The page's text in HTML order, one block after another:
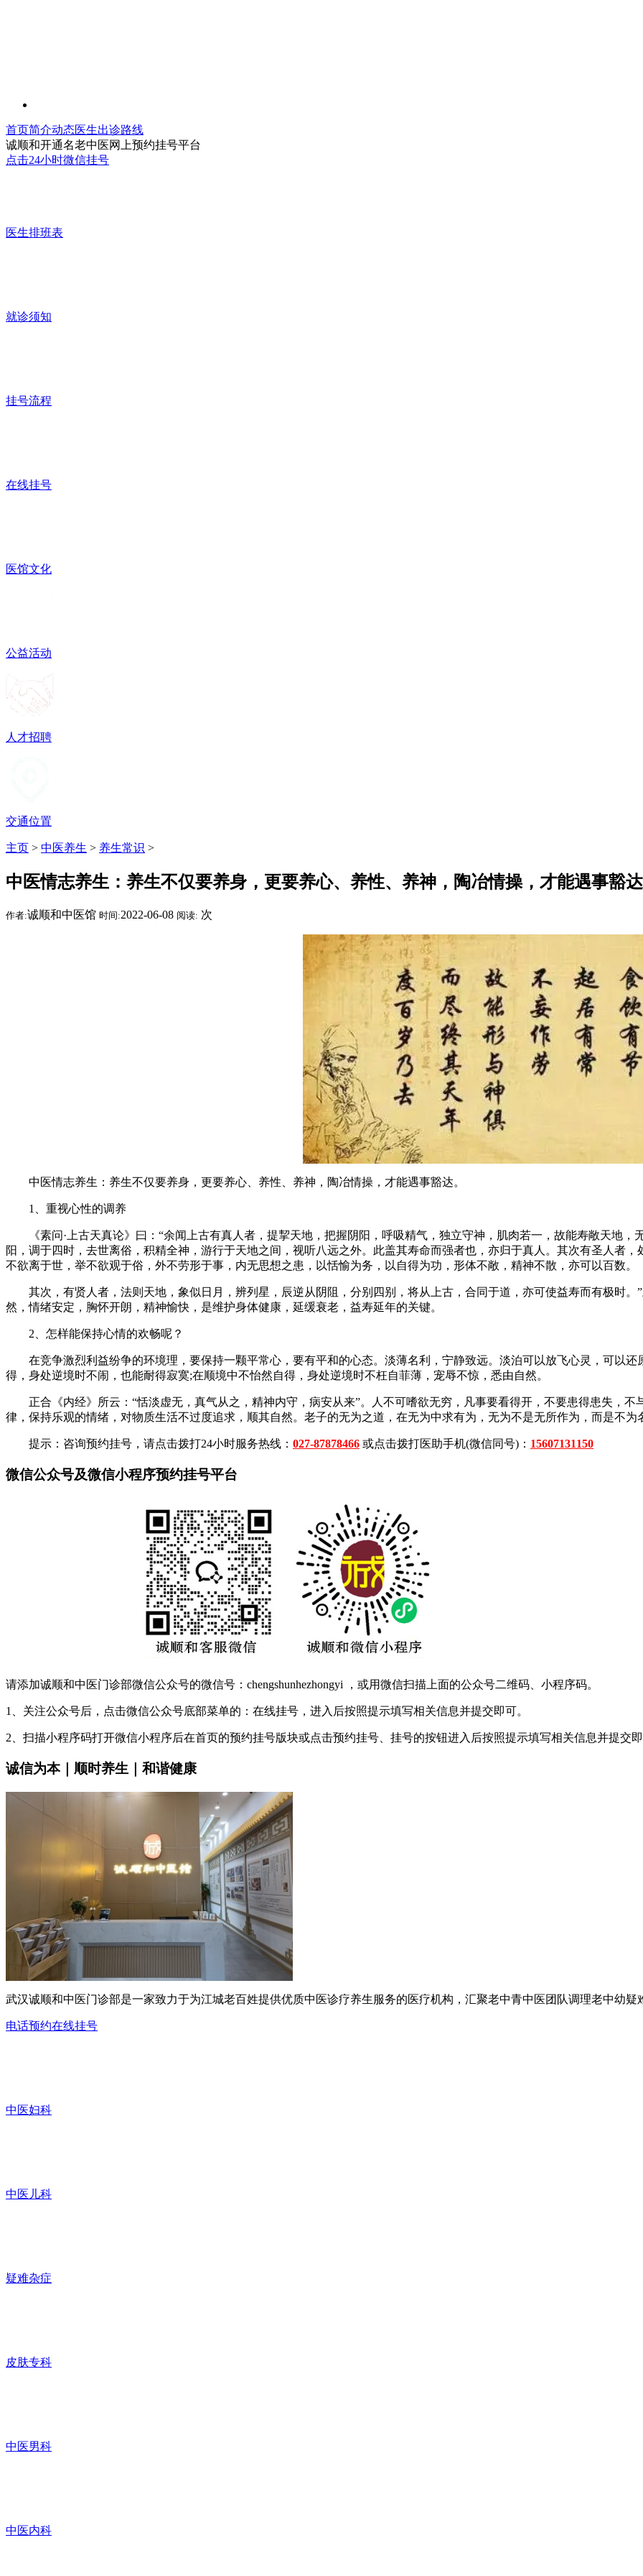
首页简介动态医生出诊路线
诚顺和开通名老中医网上预约挂号平台
点击24小时微信挂号
医生排班表
就诊须知
挂号流程
在线挂号
医馆文化
公益活动
人才招聘
交通位置
主页 > 中医养生 > 养生常识 >
中医情志养生：养生不仅要养身，更要养心、养性、养神，陶冶情操，才能遇事豁达
作者:诚顺和中医馆 时间:2022-06-08 阅读: 次
中医情志养生：养生不仅要养身，更要养心、养性、养神，陶冶情操，才能遇事豁达。
1、重视心性的调养
《素问·上古天真论》曰：“余闻上古有真人者，提挈天地，把握阴阳，呼吸精气，独立守神，肌肉若一，故能寿敞天地，
阳，调于四时，去世离俗，积精全神，游行于天地之间，视听八远之外。此盖其寿命而强者也，亦归于真人。其次有圣人者
不欲离于世，举不欲观于俗，外不劳形于事，内无思想之患，以恬愉为务，以自得为功，形体不敞，精神不散，亦可以百数。
其次，有贤人者，法则天地，象似日月，辨列星，辰逆从阴阻，分别四别，将从上古，合同于道，亦可使益寿而有极时。
然，情绪安定，胸怀开朗，精神愉快，是维护身体健康，延缓衰老，益寿延年的关键。
2、怎样能保持心情的欢畅呢？
在竞争激烈利益纷争的环境理，要保持一颗平常心，要有平和的心态。淡薄名利，宁静致远。淡泊可以放飞心灵，可以还
得，身处逆境时不闹，也能耐得寂寞;在顺境中不怡然自得，身处逆境时不枉自菲薄，宠辱不惊，悉由自然。
正合《内经》所云：“恬淡虚无，真气从之，精神内守，病安从来”。人不可嗜欲无穷，凡事要看得开，不要患得患失，不
律，保持乐观的情绪，对物质生活不过度追求，顺其自然。老子的无为之道，在无为中求有为，无为不是无所作为，而是不
提示：咨询预约挂号，请点击拨打24小时服务热线： 027-87878466 或点击拨打医助手机(微信同号)： 15607131150
微信公众号及微信小程序预约挂号平台
请添加诚顺和中医门诊部微信公众号的微信号：chengshunhezhongyi ，或用微信扫描上面的公众号二维码、小程序码。
1、关注公众号后，点击微信公众号底部菜单的：在线挂号，进入后按照提示填写相关信息并提交即可。
2、扫描小程序码打开微信小程序后在首页的预约挂号版块或点击预约挂号、挂号的按钮进入后按照提示填写相关信息并提交
诚信为本｜顺时养生｜和谐健康
武汉诚顺和中医门诊部是一家致力于为江城老百姓提供优质中医诊疗养生服务的医疗机构，汇聚老中青中医团队调理老中幼疑
电话预约在线挂号
中医妇科
中医儿科
疑难杂症
皮肤专科
中医男科
中医内科